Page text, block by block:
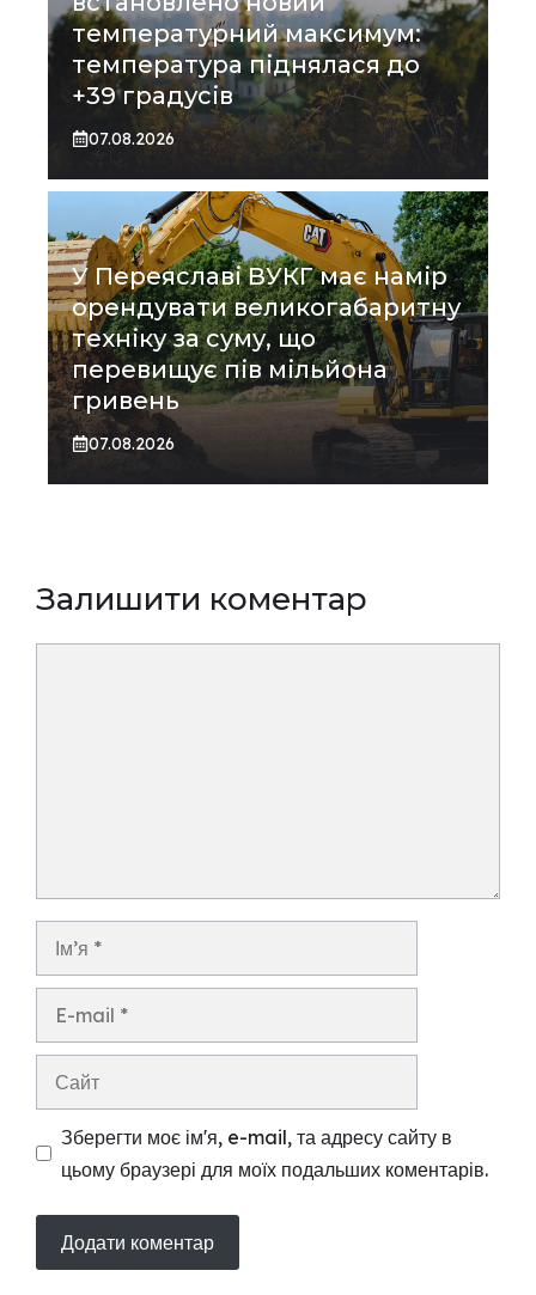
температурний максимум:
температура піднялася до
+39 градусів
07.08.2026
У Переяславі ВУКГ має намір
орендувати великогабаритну
техніку за суму, що
перевищує пів мільйона
гривень
07.08.2026
Залишити коментар
Зберегти моє ім'я, e-mail, та адресу сайту в
цьому браузері для моїх подальших коментарів.